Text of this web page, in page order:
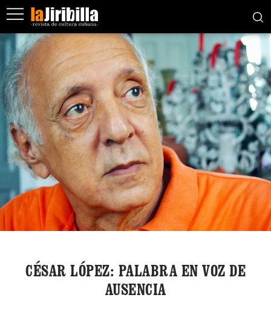
CÉSAR LÓPEZ: PALABRA EN VOZ DE
AUSENCIA